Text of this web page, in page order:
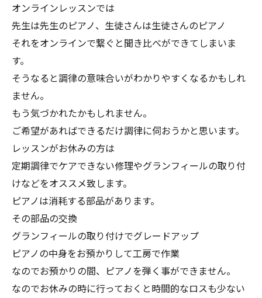
オンラインレッスンでは
先生は先生のピアノ、生徒さんは生徒さんのピアノ
それをオンラインで繋ぐと聞き比べができてしまいま
す。
そうなると調律の意味合いがわかりやすくなるかもしれ
ません。
もう気づかれたかもしれません。
ご希望があればできるだけ調律に伺おうかと思います。
レッスンがお休みの方は
定期調律でケアできない修理やグランフィールの取り付
けなどをオススメ致します。
ピアノは消耗する部品があります。
その部品の交換
グランフィールの取り付けでグレードアップ
ピアノの中身をお預かりして工房で作業
なのでお預かりの間、ピアノを弾く事ができません。
なのでお休みの時に行っておくと時間的なロスも少ない